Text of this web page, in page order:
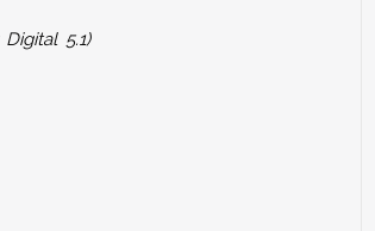
5.1)